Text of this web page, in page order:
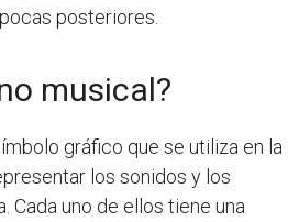
posteriores.
musical?
gráfico que se utiliza en la
los sonidos y los
Cada uno de ellos tiene una